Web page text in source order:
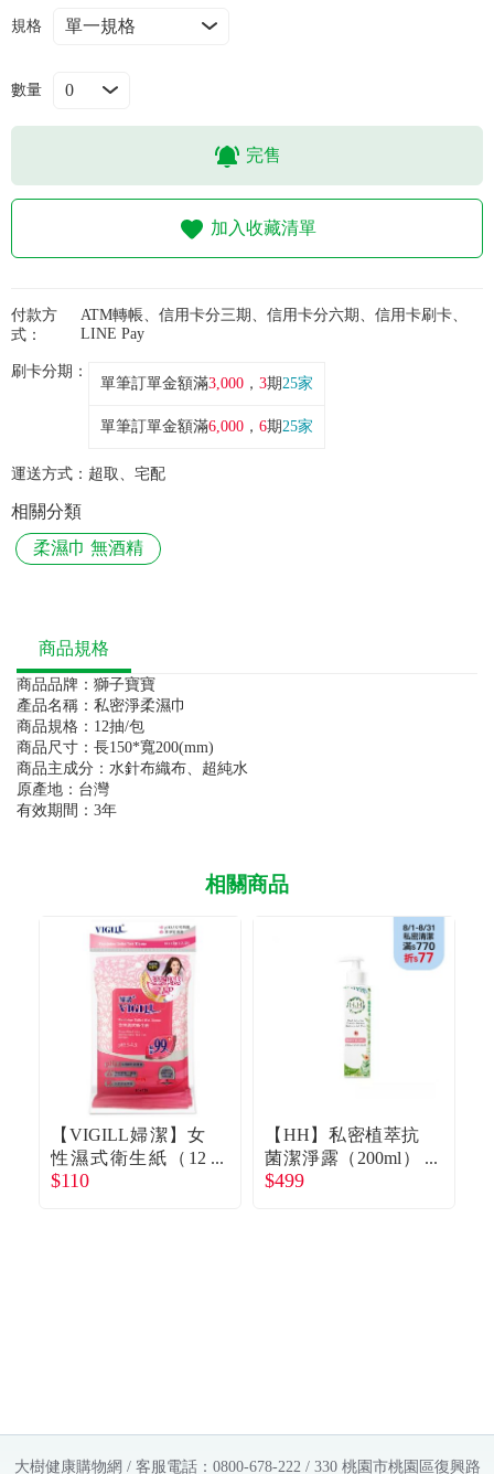
規格
數量
完售
加入收藏清單
付款方
式：
ATM轉帳、信用卡分三期、信用卡分六期、信用卡刷卡、
LINE Pay
刷卡分期：
單筆訂單金額滿3,000 ， 3期25家
單筆訂單金額滿6,000 ， 6期25家
運送方式： 超取、宅配
相關分類
柔濕巾 無酒精
商品規格
商品品牌：獅子寶寶
產品名稱：私密淨柔濕巾
商品規格：12抽/包
商品尺寸：長150*寬200(mm)
商品主成分：水針布織布、超純水
原產地：台灣
有效期間：3年
相關商品
【VIGILL婦潔】女
性濕式衛生紙（12
抽ｘ2入）
$110
【HH】私密植萃抗
菌潔淨露（200ml）
清新花香
$499
大樹健康購物網 / 客服電話：0800-678-222 / 330 桃園市桃園區復興路